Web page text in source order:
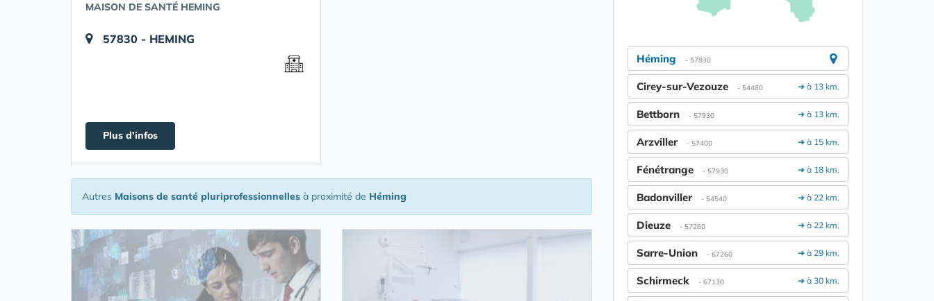
MAISON DE SANTÉ HEMING
57830 - HEMING
Plus d'infos
Autres Maisons de santé pluriprofessionnelles à proximité de Héming
Héming - 57830
➔ à 13 km.
Cirey-sur-Vezouze - 54480
➔ à 13 km.
Bettborn - 57930
➔ à 15 km.
Arzviller - 57400
➔ à 18 km.
Fénétrange - 57930
➔ à 22 km.
Badonviller - 54540
➔ à 22 km.
Dieuze - 57260
➔ à 29 km.
Sarre-Union - 67260
➔ à 30 km.
Schirmeck - 67130